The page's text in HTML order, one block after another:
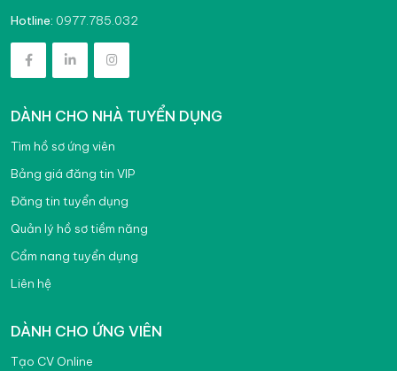
Hotline: 0977.785.032
DÀNH CHO NHÀ TUYỂN DỤNG
Tìm hồ sơ ứng viên
Bảng giá đăng tin VIP
Đăng tin tuyển dụng
Quản lý hồ sơ tiềm năng
Cẩm nang tuyển dụng
Liên hệ
DÀNH CHO ỨNG VIÊN
Tạo CV Online